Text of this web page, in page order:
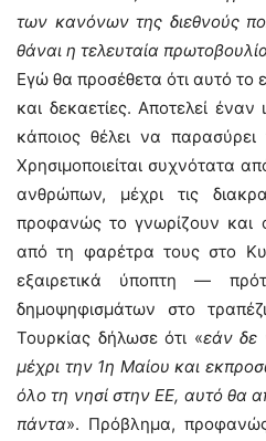
των κανόνων της διεθνούς
θάναι η τελευταία
Εγώ θα προσέθετα ότι αυτό το
και δεκαετίες. Αποτελεί
κάποιος θέλει να
Χρησιμοποιείται συχνότατα
ανθρώπων, μέχρι τις
προφανώς το γνωρίζουν και
από τη φαρέτρα τους στο
εξαιρετικά ύποπτη —
δημοψηφισμάτων στο
Τουρκίας δήλωσε ότι «εάν δε
μέχρι την 1η Μαίου και
όλο τη νησί στην ΕΕ, αυτό θα
πάντα». Πρόβλημα,